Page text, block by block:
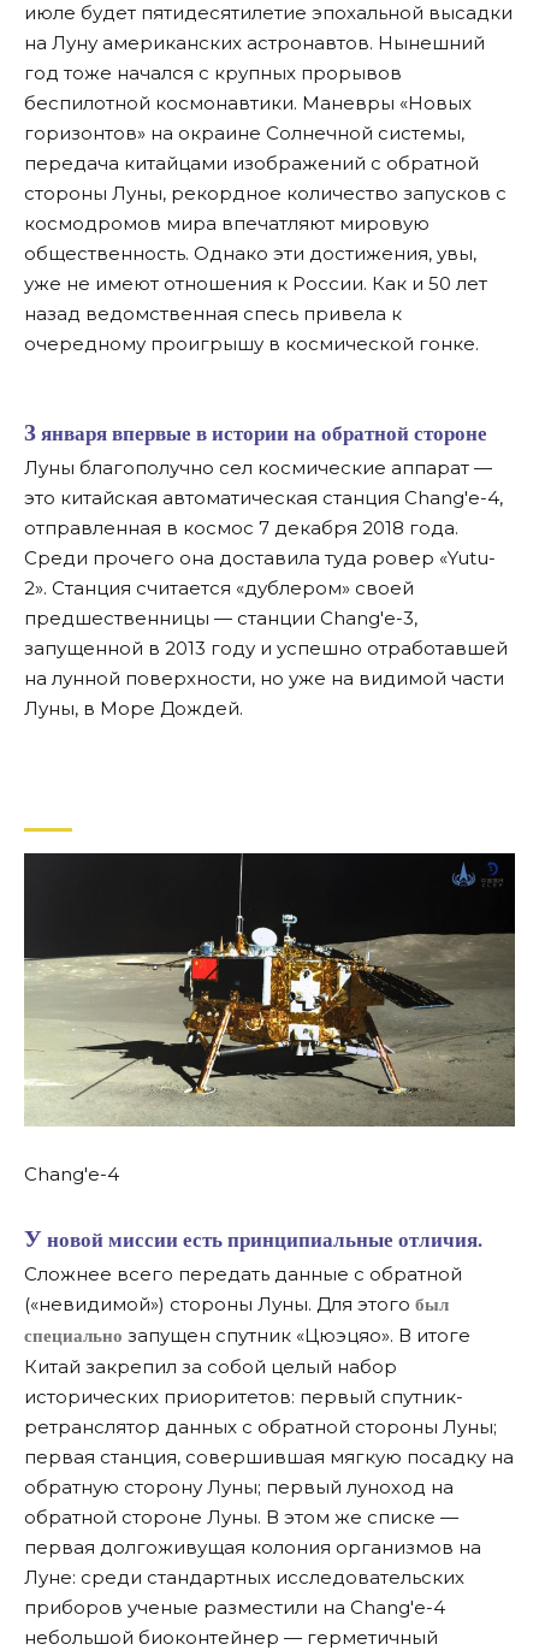
июле будет пятидесятилетие эпохальной высадки
на Луну американских астронавтов. Нынешний
год тоже начался с крупных прорывов
беспилотной космонавтики. Маневры «Новых
горизонтов» на окраине Солнечной системы,
передача китайцами изображений с обратной
стороны Луны, рекордное количество запусков с
космодромов мира впечатляют мировую
общественность. Однако эти достижения, увы,
уже не имеют отношения к России. Как и 50 лет
назад ведомственная спесь привела к
очередному проигрышу в космической гонке.
3 января впервые в истории на обратной стороне
Луны благополучно сел космические аппарат —
это китайская автоматическая станция Chang'e-4,
отправленная в космос 7 декабря 2018 года.
Среди прочего она доставила туда ровер «Yutu-
2». Станция считается «дублером» своей
предшественницы — станции Chang'e-3,
запущенной в 2013 году и успешно отработавшей
на лунной поверхности, но уже на видимой части
Луны, в Море Дождей.
Chang'e-4
У новой миссии есть принципиальные отличия.
Сложнее всего передать данные с обратной
(«невидимой») стороны Луны. Для этого был
специально запущен спутник «Цюэцяо». В итоге
Китай закрепил за собой целый набор
исторических приоритетов: первый спутник-
ретранслятор данных с обратной стороны Луны;
первая станция, совершившая мягкую посадку на
обратную сторону Луны; первый луноход на
обратной стороне Луны. В этом же списке —
первая долгоживущая колония организмов на
Луне: среди стандартных исследовательских
приборов ученые разместили на Chang'e-4
небольшой биоконтейнер — герметичный